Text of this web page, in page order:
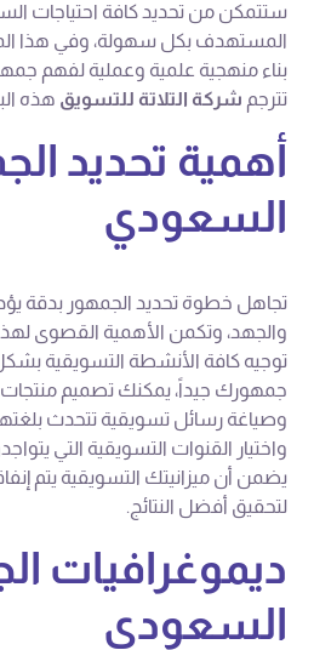
ستتمكن من تحديد كافة احتياجات
المستهدف بكل سهولة، وفي هذا
بناء منهجية علمية وعملية لفهم
تترجم شركة التلاتة للتسويق هذه
أهمية تحديد
السعودي
تجاهل خطوة تحديد الجمهور بدقة
والجهد، وتكمن الأهمية القصوى
توجيه كافة الأنشطة التسويقية
جمهورك جيداً، يمكنك تصميم منتجات
وصياغة رسائل تسويقية تتحدث
واختيار القنوات التسويقية التي
يضمن أن ميزانيتك التسويقية يتم
لتحقيق أفضل النتائج.
ديموغرافيات
السعودي